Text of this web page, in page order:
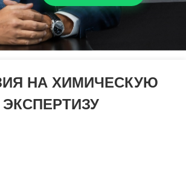
НА ХИМИЧЕСКУЮ
ЭКСПЕРТИЗУ